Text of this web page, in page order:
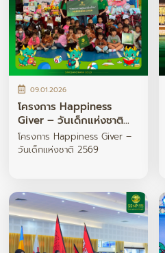
09.01.2026
โครงการ Happiness
Giver – วันเด็กแห่งชาติ
2569
โครงการ Happiness Giver –
วันเด็กแห่งชาติ 2569